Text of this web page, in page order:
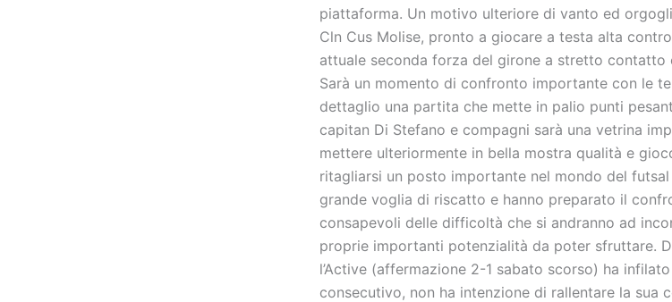
piattaforma. Un motivo ulteriore di vanto ed
Cln Cus Molise, pronto a giocare a testa alta
attuale seconda forza del girone a stretto contatto
Sarà un momento di confronto importante con le
dettaglio una partita che mette in palio punti
capitan Di Stefano e compagni sarà una vetrina
mettere ulteriormente in bella mostra qualità e
ritagliarsi un posto importante nel mondo del
grande voglia di riscatto e hanno preparato il
consapevoli delle difficoltà che si andranno ad
proprie importanti potenzialità da poter sfruttare.
l’Active (affermazione 2-1 sabato scorso) ha infilato
consecutivo, non ha intenzione di rallentare la sua